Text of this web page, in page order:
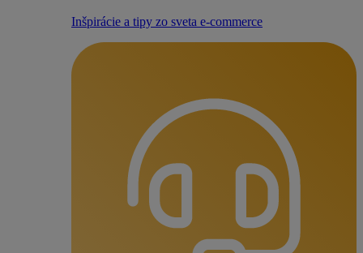
Inšpirácie a tipy zo sveta e‑commerce